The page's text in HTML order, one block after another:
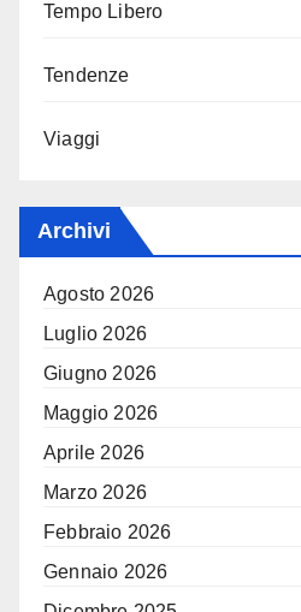
Tempo Libero
Tendenze
Viaggi
Archivi
Agosto 2026
Luglio 2026
Giugno 2026
Maggio 2026
Aprile 2026
Marzo 2026
Febbraio 2026
Gennaio 2026